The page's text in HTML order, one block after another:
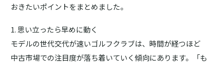
おきたいポイントをまとめました。
1. 思い立ったら早めに動く
モデルの世代交代が速いゴルフクラブは、時間が経つほど
中古市場での注目度が落ち着いていく傾向にあります。「も